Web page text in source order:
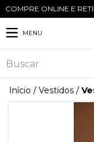
COMPRE ONLINE E
MENU
Início / Vestidos /